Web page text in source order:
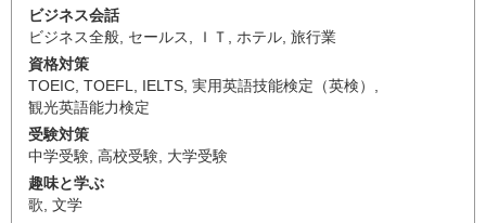
ビジネス会話
ビジネス全般, セールス, ＩＴ , ホテル, 旅行業
資格対策
TOEIC, TOEFL, IELTS, 実用英語技能検定（英検） ,
観光英語能力検定
受験対策
中学受験, 高校受験, 大学受験
趣味と学ぶ
歌, 文学